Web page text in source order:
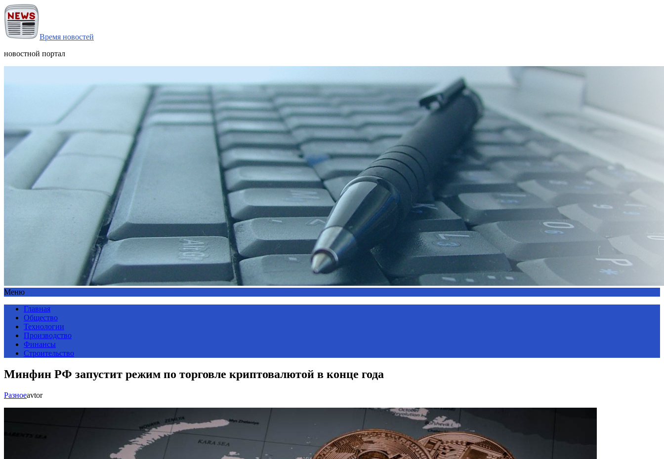
Время новостей
новостной портал
Меню
Главная
Общество
Технологии
Производство
Финансы
Строительство
Минфин РФ запустит режим по торговле криптовалютой в конце года
Разноеavtor